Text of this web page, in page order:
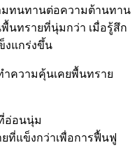
มทนทานต่อความต้านทาน
นทรายที่นุ่มกว่า เมื่อรู้สึก
งแกร่งขึ้น
ำความคุ้นเคยพื้นทราย
อ่อนนุ่ม
ที่แข็งกว่าเพื่อการฟื้นฟู